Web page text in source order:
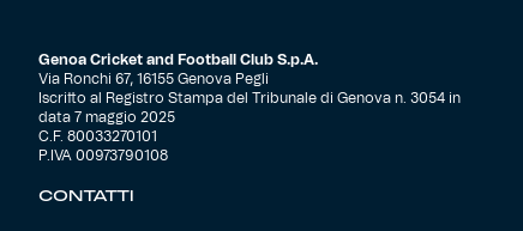
Genoa Cricket and Football Club S.p.A.
Via Ronchi 67, 16155 Genova Pegli
Iscritto al Registro Stampa del Tribunale di Genova n. 3054 in
data 7 maggio 2025
C.F. 80033270101
P.IVA 00973790108
CONTATTI